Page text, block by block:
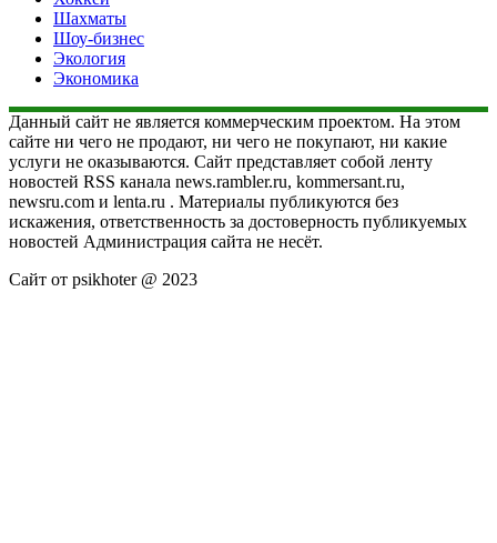
Шахматы
Шоу-бизнес
Экология
Экономика
Данный сайт не является коммерческим проектом. На этом
сайте ни чего не продают, ни чего не покупают, ни какие
услуги не оказываются. Сайт представляет собой ленту
новостей RSS канала news.rambler.ru, kommersant.ru,
newsru.com и lenta.ru . Материалы публикуются без
искажения, ответственность за достоверность публикуемых
новостей Администрация сайта не несёт.
Сайт от psikhoter @ 2023